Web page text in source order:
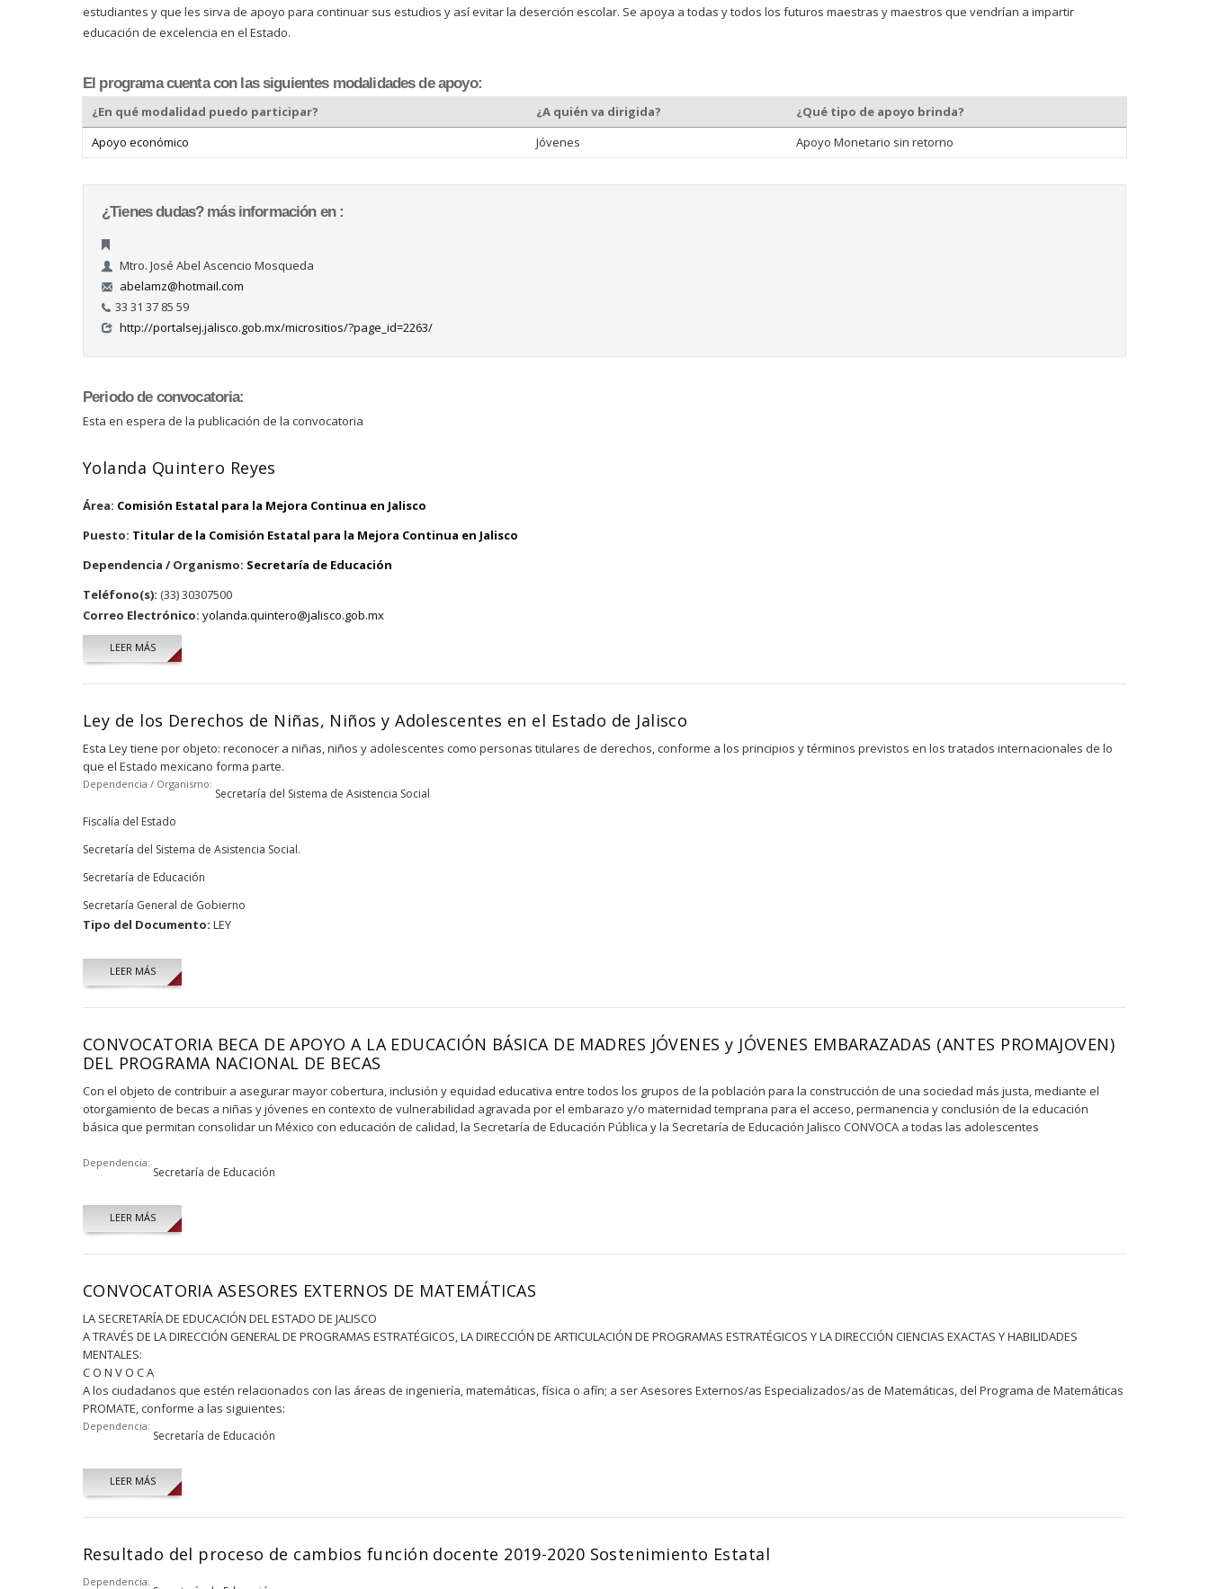
estudiantes y que les sirva de apoyo para continuar sus estudios y así evitar la deserción escolar. Se apoya a todas y todos los futuros maestras y maestros que vendrían a impartir
educación de excelencia en el Estado.
El programa cuenta con las siguientes modalidades de apoyo:
¿En qué modalidad puedo participar? ¿A quién va dirigida?
¿Qué tipo de apoyo brinda?
Apoyo económico
Jóvenes Apoyo Monetario sin retorno
¿Tienes dudas? más información en :
Mtro. José Abel Ascencio Mosqueda
abelamz@hotmail.com
33 31 37 85 59
http://portalsej.jalisco.gob.mx/micrositios/?page_id=2263/
Periodo de convocatoria:
Esta en espera de la publicación de la convocatoria
Yolanda Quintero Reyes
Área: Comisión Estatal para la Mejora Continua en Jalisco
Puesto: Titular de la Comisión Estatal para la Mejora Continua en Jalisco
Dependencia / Organismo: Secretaría de Educación
Teléfono(s): (33) 30307500
Correo Electrónico: yolanda.quintero@jalisco.gob.mx
LEER MÁSSOBRE YOLANDA QUINTERO REYES
Ley de los Derechos de Niñas, Niños y Adolescentes en el Estado de Jalisco
Esta Ley tiene por objeto: reconocer a niñas, niños y adolescentes como personas titulares de derechos, conforme a los principios y términos previstos en los tratados internacionales de lo
que el Estado mexicano forma parte.
Dependencia / Organismo:
Secretaría del Sistema de Asistencia Social
Fiscalía del Estado
Secretaría del Sistema de Asistencia Social.
Secretaría de Educación
Secretaría General de Gobierno
Tipo del Documento: LEY
LEER MÁS
CONVOCATORIA BECA DE APOYO A LA EDUCACIÓN BÁSICA DE MADRES JÓVENES y JÓVENES EMBARAZADAS (ANTES PROMAJOVEN)
DEL PROGRAMA NACIONAL DE BECAS
Con el objeto de contribuir a asegurar mayor cobertura, inclusión y equidad educativa entre todos los grupos de la población para la construcción de una sociedad más justa, mediante el
otorgamiento de becas a niñas y jóvenes en contexto de vulnerabilidad agravada por el embarazo y/o maternidad temprana para el acceso, permanencia y conclusión de la educación
básica que permitan consolidar un México con educación de calidad, la Secretaría de Educación Pública y la Secretaría de Educación Jalisco CONVOCA a todas las adolescentes
Dependencia:
Secretaría de Educación
LEER MÁS
CONVOCATORIA ASESORES EXTERNOS DE MATEMÁTICAS
LA SECRETARÍA DE EDUCACIÓN DEL ESTADO DE JALISCO
A TRAVÉS DE LA DIRECCIÓN GENERAL DE PROGRAMAS ESTRATÉGICOS, LA DIRECCIÓN DE ARTICULACIÓN DE PROGRAMAS ESTRATÉGICOS Y LA DIRECCIÓN CIENCIAS EXACTAS Y HABILIDADES
MENTALES:
C O N V O C A
A los ciudadanos que estén relacionados con las áreas de ingeniería, matemáticas, física o afín; a ser Asesores Externos/as Especializados/as de Matemáticas, del Programa de Matemáticas
PROMATE, conforme a las siguientes:
Dependencia:
Secretaría de Educación
LEER MÁS
Resultado del proceso de cambios función docente 2019-2020 Sostenimiento Estatal
Dependencia: